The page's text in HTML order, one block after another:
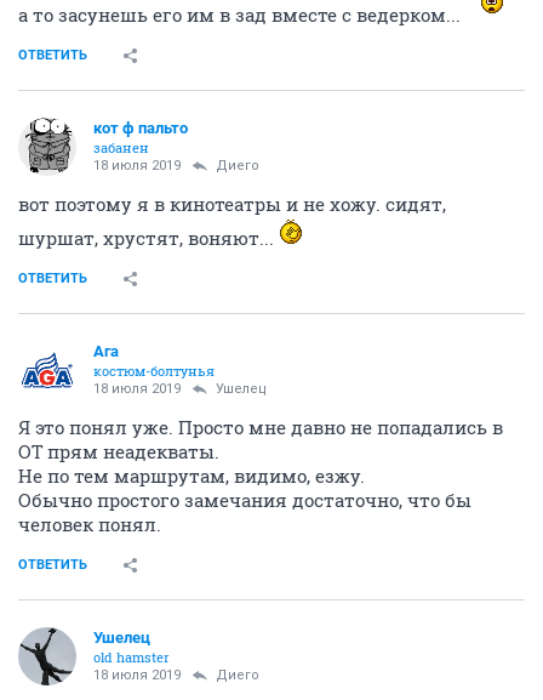
а то засунешь его им в зад вместе с ведерком...
ОТВЕТИТЬ
кот ф пальто
забанен
18 июля 2019 Диего
вот поэтому я в кинотеатры и не хожу. сидят,
шуршат, хрустят, воняют...
ОТВЕТИТЬ
Ага
костюм-болтунья
18 июля 2019 Ушелец
Я это понял уже. Просто мне давно не попадались в
ОТ прям неадекваты.
Не по тем маршрутам, видимо, езжу.
Обычно простого замечания достаточно, что бы
человек понял.
ОТВЕТИТЬ
Ушелец
old hamster
18 июля 2019 Диего